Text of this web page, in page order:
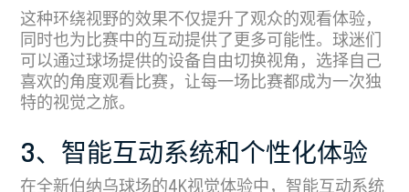
这种环绕视野的效果不仅提升了观众的观看体验，
同时也为比赛中的互动提供了更多可能性。球迷们
可以通过球场提供的设备自由切换视角，选择自己
喜欢的角度观看比赛，让每一场比赛都成为一次独
特的视觉之旅。
3、智能互动系统和个性化体验
在全新伯纳乌球场的4K视觉体验中，智能互动系统